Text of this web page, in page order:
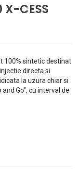
X-CESS
100% sintetic destinat
directa si
la uzura chiar si
Go”, cu interval de